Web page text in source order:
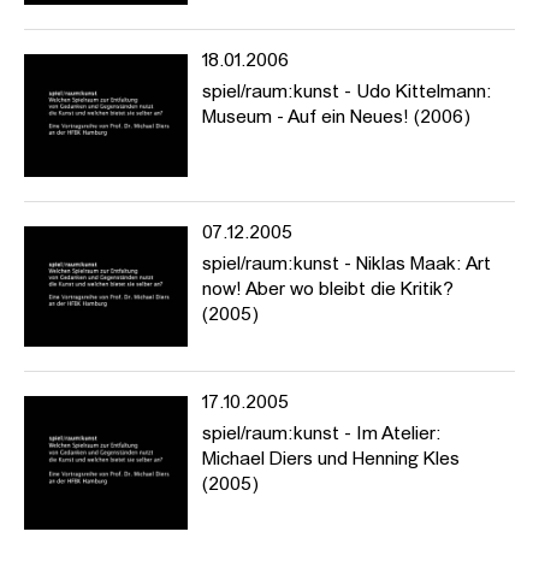
18.01.2006
spiel/raum:kunst - Udo Kittelmann:
Museum - Auf ein Neues! (2006)
07.12.2005
spiel/raum:kunst - Niklas Maak: Art
now! Aber wo bleibt die Kritik?
(2005)
17.10.2005
spiel/raum:kunst - Im Atelier:
Michael Diers und Henning Kles
(2005)